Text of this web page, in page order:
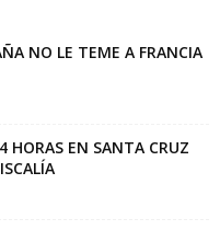
NO LE TEME A FRANCIA
HORAS EN SANTA CRUZ